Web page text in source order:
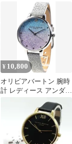
¥ 10,800
オリビアバートン 腕時
計 レディース アンダー
ザシー OB16US49